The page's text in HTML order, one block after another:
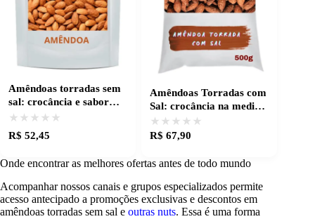
Amêndoas torradas sem
sal: crocância e sabor
natural
★★★★★
★★★★★
R$ 52,45
Amêndoas Torradas com
Sal: crocância na medida
certa
★★★★★
★★★★★
R$ 67,90
Onde encontrar as melhores ofertas antes de todo mundo
Acompanhar nossos canais e grupos especializados permite
acesso antecipado a promoções exclusivas e descontos em
amêndoas torradas sem sal e outras nuts. Essa é uma forma